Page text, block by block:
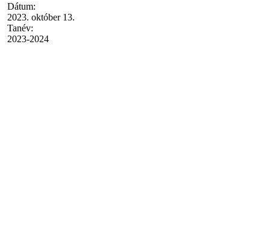
Dátum:
2023. október 13.
Tanév:
2023-2024